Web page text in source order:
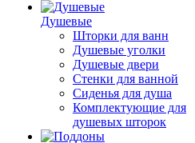
Душевые
Шторки для ванн
Душевые уголки
Душевые двери
Стенки для ванной
Сиденья для душа
Комплектующие для
душевых шторок